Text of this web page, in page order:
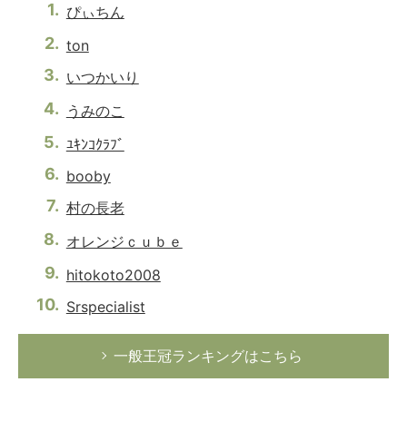
ぴぃちん
ton
いつかいり
うみのこ
ﾕｷﾝｺｸﾗﾌﾞ
booby
村の長老
オレンジｃｕｂｅ
hitokoto2008
Srspecialist
一般王冠ランキングはこちら